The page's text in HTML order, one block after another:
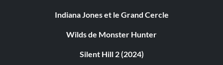
Indiana Jones et le Grand Cercle
Wilds de Monster Hunter
Silent Hill 2 (2024)